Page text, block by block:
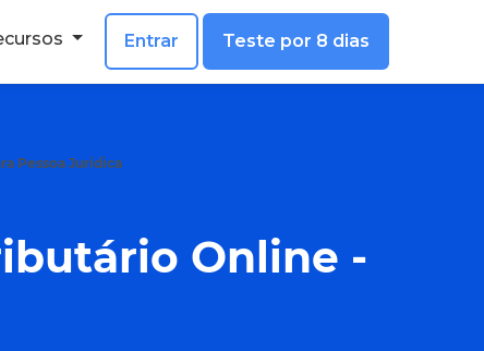
Entrar Teste por 8 dias
Pessoa Jurídica
Online -